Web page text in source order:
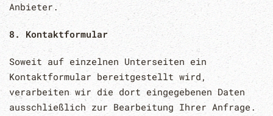
Anbieter.
8. Kontaktformular
Soweit auf einzelnen Unterseiten ein
Kontaktformular bereitgestellt wird,
verarbeiten wir die dort eingegebenen Daten
ausschließlich zur Bearbeitung Ihrer Anfrage.